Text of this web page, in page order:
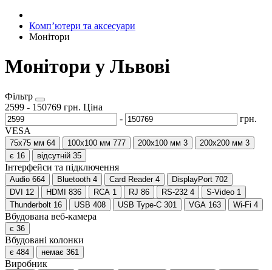
Компʼютери та аксесуари
Монітори
Монітори у Львові
Фільтр
2599 - 150769 грн. Ціна
-
грн.
VESA
75x75 мм 64 100x100 мм 777 200x100 мм 3 200x200 мм 3
є 16 відсутній 35
Інтерфейси та підключення
Audio 664 Bluetooth 4 Card Reader 4 DisplayPort 702
DVI 12 HDMI 836 RCA 1 RJ 86 RS-232 4 S-Video 1
Thunderbolt 16 USB 408 USB Type-C 301 VGA 163 Wi-Fi 4
Вбудована веб-камера
є 36
Вбудовані колонки
є 484 немає 361
Виробник